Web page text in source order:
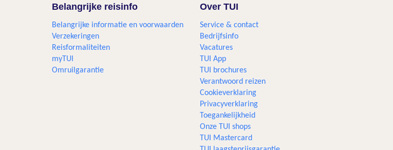
Belangrijke reisinfo
Belangrijke informatie en voorwaarden
Verzekeringen
Reisformaliteiten
myTUI
Omruilgarantie
Over TUI
Service & contact
Bedrijfsinfo
Vacatures
TUI App
TUI brochures
Verantwoord reizen
Cookieverklaring
Privacyverklaring
Toegankelijkheid
Onze TUI shops
TUI Mastercard